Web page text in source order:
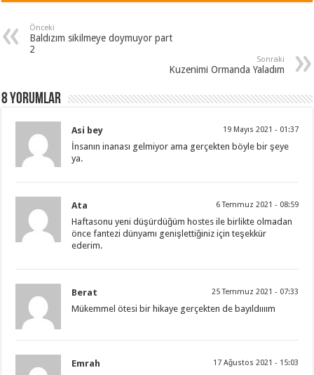
Önceki
Baldızım sikilmeye doymuyor part
2
Sonraki
Kuzenimi Ormanda Yaladım
8 Yorumlar
Asi bey 19 Mayıs 2021 - 01:37
İnsanın inanası gelmiyor ama gerçekten böyle bir şeye
ya.
Ata 6 Temmuz 2021 - 08:59
Haftasonu yeni düşürdüğüm hostes ile birlikte olmadan
önce fantezi dünyamı genişlettiğiniz için teşekkür
ederim.
Berat 25 Temmuz 2021 - 07:33
Mükemmel ötesi bir hikaye gerçekten de bayıldıııım
Emrah 17 Ağustos 2021 - 15:03